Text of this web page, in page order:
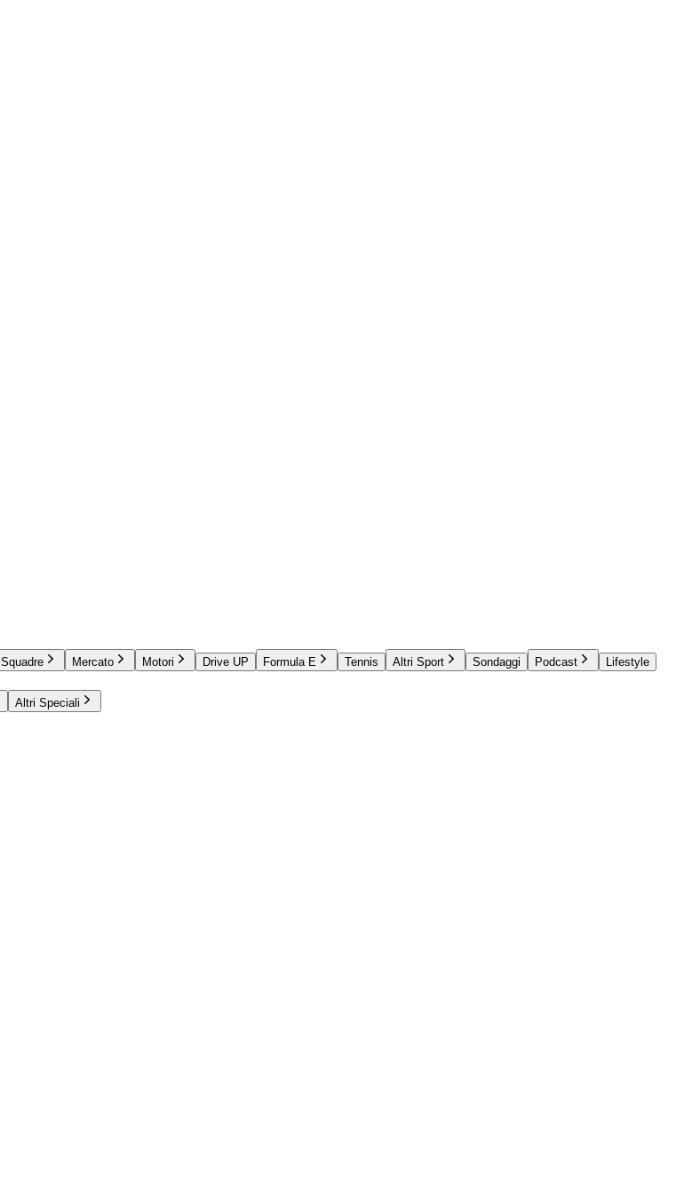
Squadre Mercato Motori Drive UP Formula E Tennis Altri Sport Sondaggi Podcast
Lifestyle
Altri Speciali